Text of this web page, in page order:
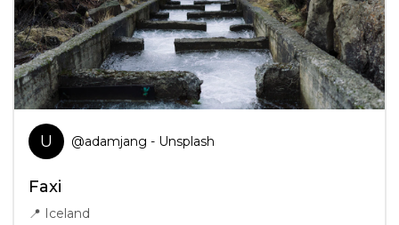
U @adamjang - Unsplash
Faxi
📍 Iceland